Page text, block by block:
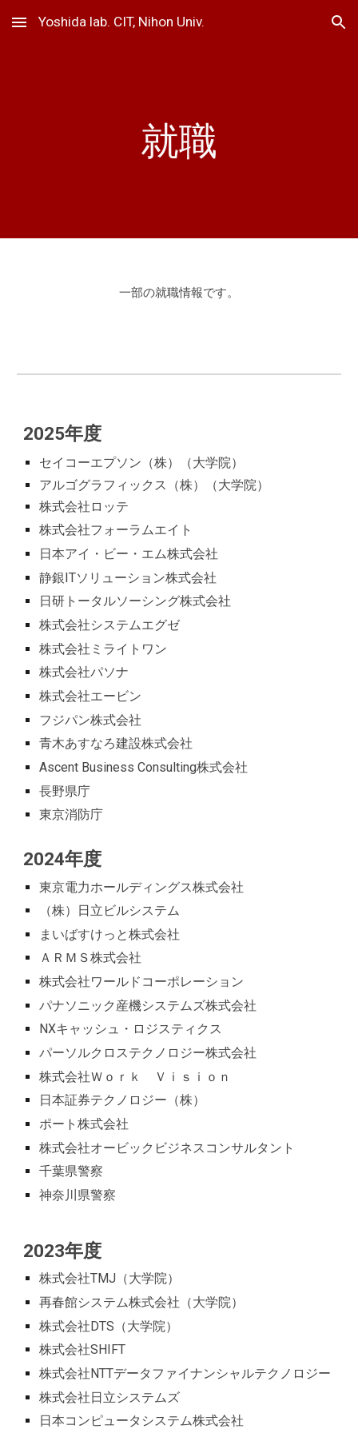
Skip to main content Skip to navigation
Yoshida lab. CIT, Nihon Univ.
就職
一部の就職情報です。
2025年度
セイコーエプソン（株）（大学院）
アルゴグラフィックス（株）
（大学院）
株式会社ロッテ
株式会社フォーラムエイト
日本アイ・ビー・エム株式会社
静銀ITソリューション株式会社
日研トータルソーシング株式会社
株式会社システムエグゼ
株式会社ミライトワン
株式会社パソナ
株式会社エービン
フジパン株式会社
青木あすなろ建設株式会社
Ascent Business Consulting株式会社
長野県庁
東京消防庁
2024年度
東京電力ホールディングス株式会社
（株）日立ビルシステム
まいばすけっと株式会社
ＡＲＭＳ株式会社
株式会社ワールドコーポレーション
パナソニック産機システムズ株式会社
NXキャッシュ・ロジスティクス
パーソルクロステクノロジー株式会社
株式会社Ｗｏｒｋ Ｖｉｓｉｏｎ
日本証券テクノロジー（株）
ポート株式会社
株式会社オービックビジネスコンサルタント
千葉県警察
神奈川県警察
2023年度
株式会社TMJ （大学院）
再春館システム株式会社 （大学院）
株式会社DTS （大学院）
株式会社SHIFT
株式会社NTTデータファイナンシャルテクノロジー
株式会社日立システムズ
日本コンピュータシステム株式会社